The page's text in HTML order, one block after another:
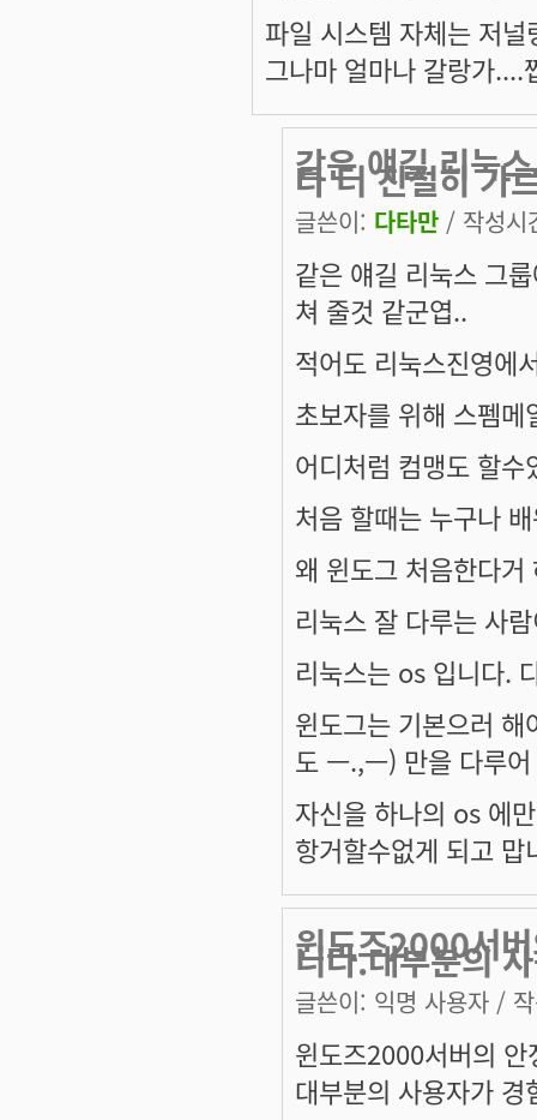
파일 시스템 자체는 저
그나마 얼마나 갈랑가....
같은 얘길 리눅
다 더 친절히 가
글쓴이: 다타만 / 작성
같은 얘길 리눅스 그
쳐 줄것 같군엽..
적어도 리눅스진영에
초보자를 위해 스펨
어디처럼 컴맹도 할
처음 할때는 누구나
왜 윈도그 처음한다
리눅스 잘 다루는 사
리눅스는 os 입니다.
윈도그는 기본으러
도 ㅡ.,ㅡ) 만을 다루
자신을 하나의 os 에
항거할수없게 되고 맙
윈도즈2000서
니다.대부분의
글쓴이: 익명 사용자 /
윈도즈2000서버의
대부분의 사용자가